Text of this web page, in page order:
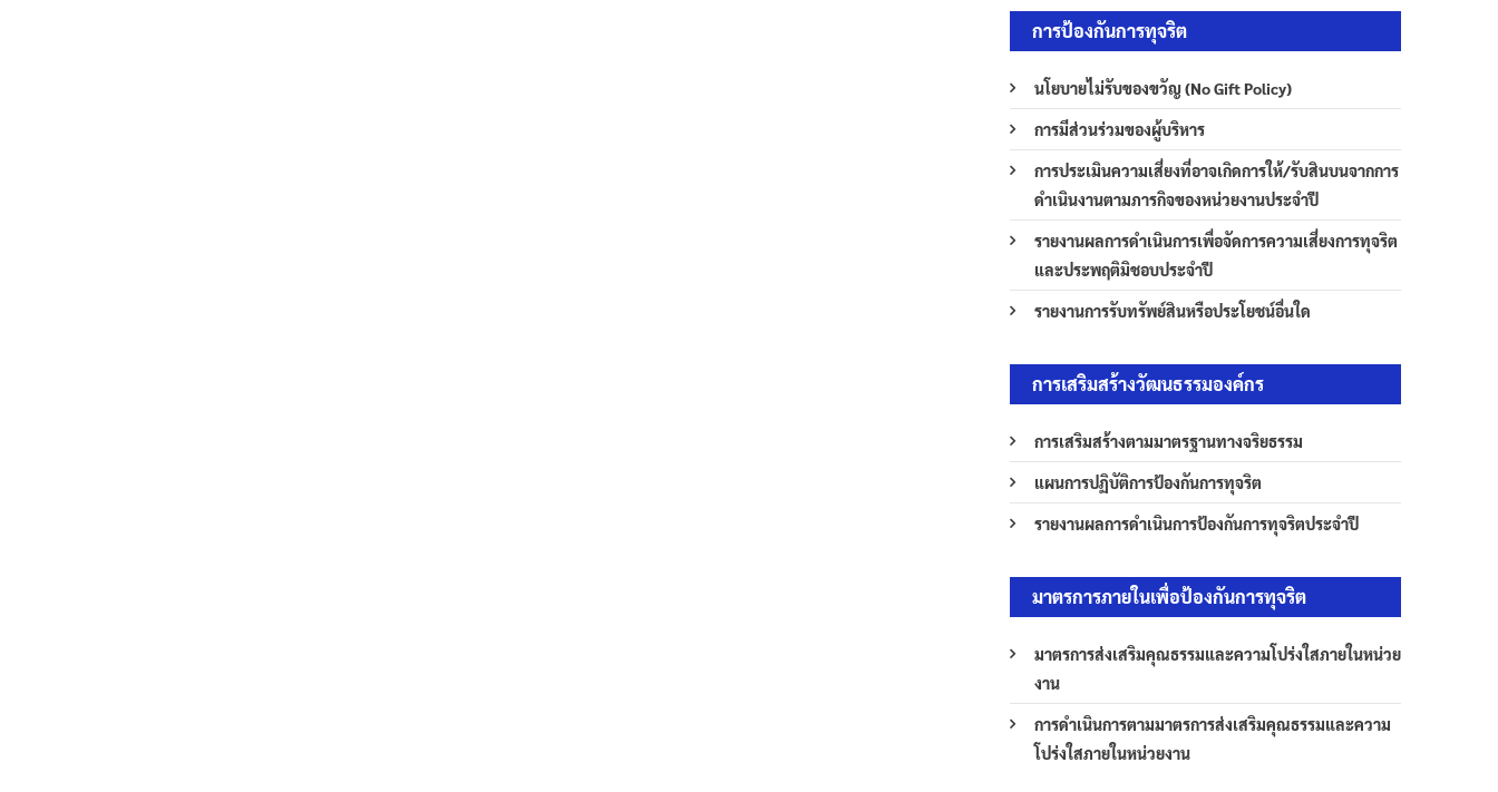
การป้องกันการทุจริต
นโยบายไม่รับของขวัญ (No Gift Policy)
การมีส่วนร่วมของผู้บริหาร
การประเมินความเสี่ยงที่อาจเกิดการให้/รับสินบนจากการ
ดำเนินงานตามภารกิจของหน่วยงานประจำปี
รายงานผลการดำเนินการเพื่อจัดการความเสี่ยงการทุจริต
และประพฤติมิชอบประจำปี
รายงานการรับทรัพย์สินหรือประโยชน์อื่นใด
การเสริมสร้างวัฒนธรรมองค์กร
การเสริมสร้างตามมาตรฐานทางจริยธรรม
แผนการปฏิบัติการป้องกันการทุจริต
รายงานผลการดำเนินการป้องกันการทุจริตประจำปี
มาตรการภายในเพื่อป้องกันการทุจริต
มาตรการส่งเสริมคุณธรรมและความโปร่งใสภายในหน่วย
งาน
การดำเนินการตามมาตรการส่งเสริมคุณธรรมและความ
โปร่งใสภายในหน่วยงาน